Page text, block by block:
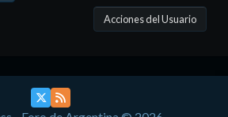
Acciones del Usuario